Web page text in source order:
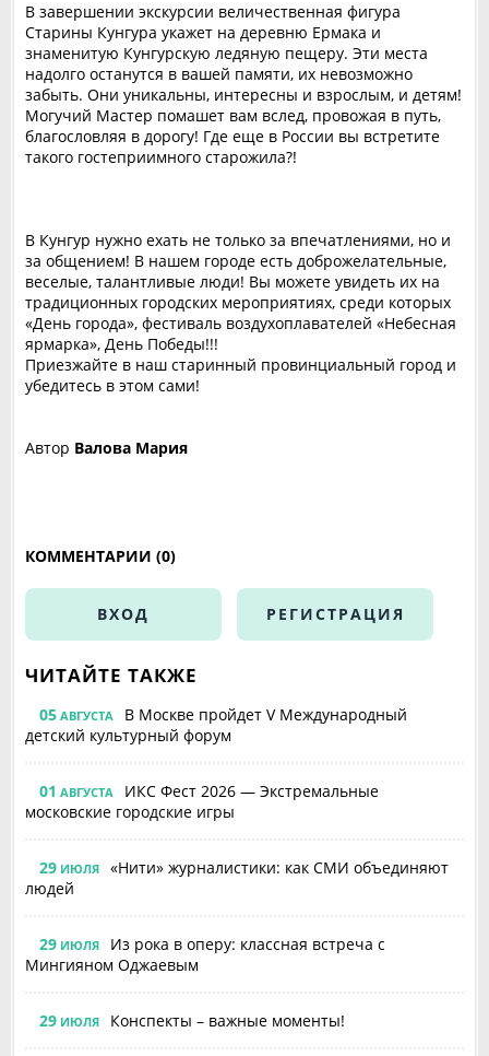
В завершении экскурсии величественная фигура
Старины Кунгура укажет на деревню Ермака и
знаменитую Кунгурскую ледяную пещеру. Эти места
надолго останутся в вашей памяти, их невозможно
забыть. Они уникальны, интересны и взрослым, и детям!
Могучий Мастер помашет вам вслед, провожая в путь,
благословляя в дорогу! Где еще в России вы встретите
такого гостеприимного старожила?!
В Кунгур нужно ехать не только за впечатлениями, но и
за общением! В нашем городе есть доброжелательные,
веселые, талантливые люди! Вы можете увидеть их на
традиционных городских мероприятиях, среди которых
«День города», фестиваль воздухоплавателей «Небесная
ярмарка», День Победы!!!
Приезжайте в наш старинный провинциальный город и
убедитесь в этом сами!
Автор Валова Мария
КОММЕНТАРИИ (0)
ВХОД РЕГИСТРАЦИЯ
ЧИТАЙТЕ ТАКЖЕ
05 АВГУСТА
В Москве пройдет V Международный
детский культурный форум
01 АВГУСТА
ИКС Фест 2026 — Экстремальные
московские городские игры
29 ИЮЛЯ
«Нити» журналистики: как СМИ объединяют
людей
29 ИЮЛЯ
Из рока в оперу: классная встреча с
Мингияном Оджаевым
29 ИЮЛЯ Конспекты – важные моменты!